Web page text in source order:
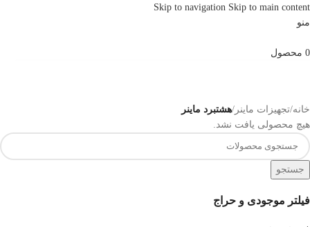
Skip to navigation Skip to main content
منو
0 محصول
فیلتر موجودی و حراج
خانه/تجهیزات ماینر /هشتبرد ماینر
هیچ محصولی یافت نشد.
جستجو